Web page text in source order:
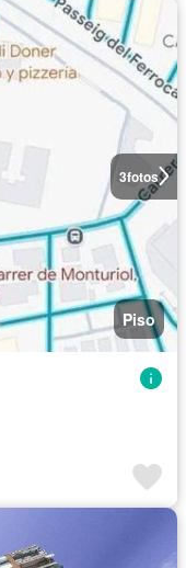
3fotos
Piso